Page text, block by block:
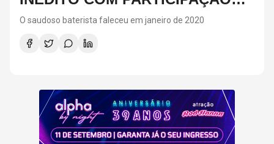
Para fugir dos presentes tradicionais no Dia dos Pais, a
vinis, cursos de gastronomia, assinaturas de café, ingressos